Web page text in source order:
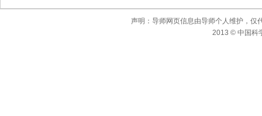
声明：导师网页信息由导师个人维护，仅
2013 © 中国科